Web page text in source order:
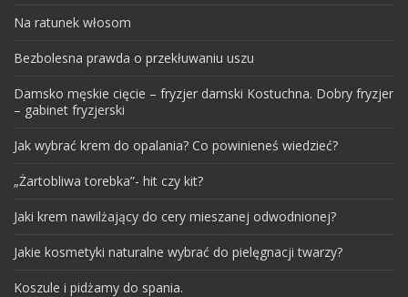
Na ratunek włosom
Bezbolesna prawda o przekłuwaniu uszu
Damsko męskie cięcie – fryzjer damski Kostuchna. Dobry fryzjer
– gabinet fryzjerski
Jak wybrać krem do opalania? Co powinieneś wiedzieć?
„Żartobliwa torebka”- hit czy kit?
Jaki krem nawilżający do cery mieszanej odwodnionej?
Jakie kosmetyki naturalne wybrać do pielęgnacji twarzy?
Koszule i pidżamy do spania.